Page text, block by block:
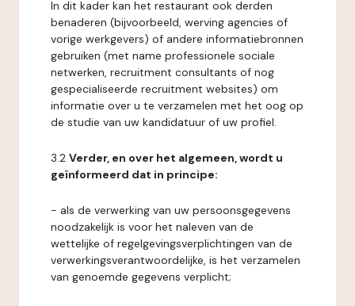
In dit kader kan het restaurant ook derden
benaderen (bijvoorbeeld, werving agencies of
vorige werkgevers) of andere informatiebronnen
gebruiken (met name professionele sociale
netwerken, recruitment consultants of nog
gespecialiseerde recruitment websites) om
informatie over u te verzamelen met het oog op
de studie van uw kandidatuur of uw profiel.
3.2 Verder, en over het algemeen, wordt u
geïnformeerd dat in principe:
- als de verwerking van uw persoonsgegevens
noodzakelijk is voor het naleven van de
wettelijke of regelgevingsverplichtingen van de
verwerkingsverantwoordelijke, is het verzamelen
van genoemde gegevens verplicht;